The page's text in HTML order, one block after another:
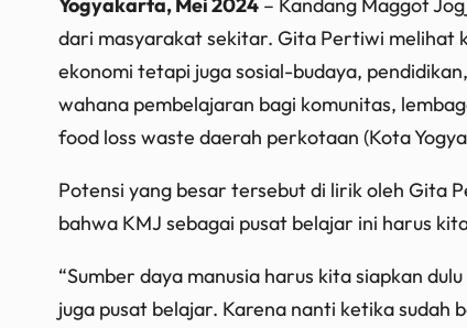
Yogyakarta, Mei 2024– Kandang Maggot
dari masyarakat sekitar. Gita Pertiwi melihat
ekonomi tetapi juga sosial-budaya,
wahana pembelajaran bagi komunitas,
food loss waste daerah perkotaan (Kota
Potensi yang besar tersebut di lirik oleh Gita
bahwa KMJ sebagai pusat belajar ini harus
“Sumber daya manusia harus kita siapkan
juga pusat belajar. Karena nanti ketika